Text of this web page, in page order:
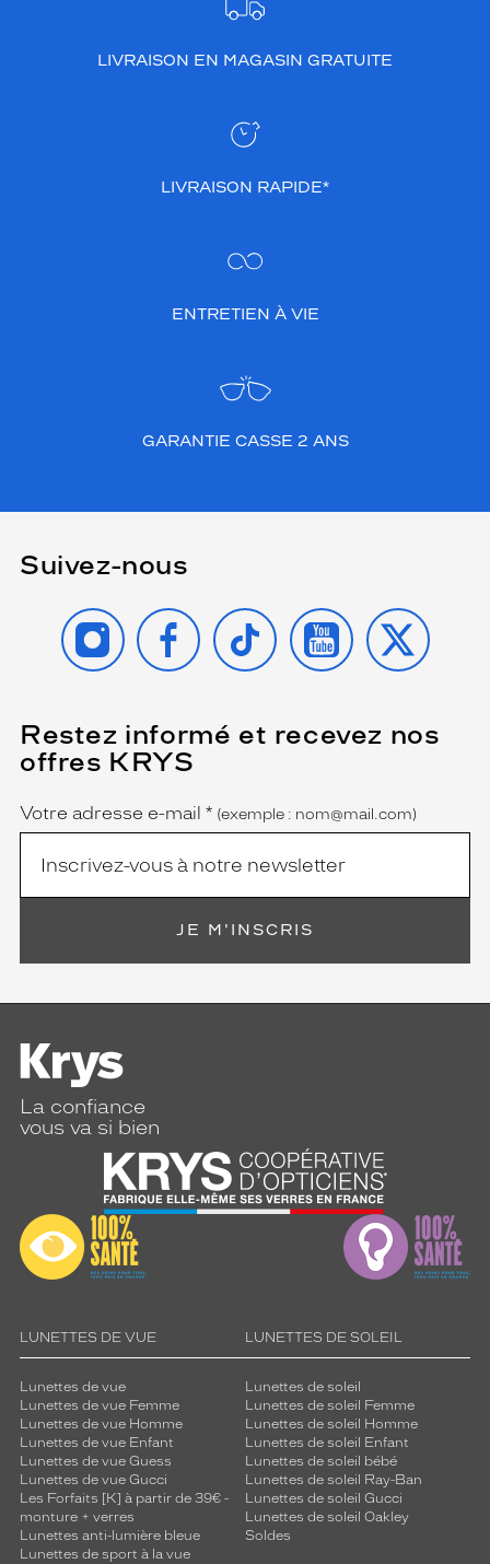
LIVRAISON EN MAGASIN GRATUITE
LIVRAISON RAPIDE*
ENTRETIEN À VIE
GARANTIE CASSE 2 ANS
Suivez-nous
INSTAGRAMFACEBOOK
TIKTOK YOUTUBE
X
Restez informé et recevez nos
offres KRYS
Name
Votre adresse e-mail *
(Ce
champ
est
obligatoire)
(exemple : nom@mail.com)
JE M'INSCRIS
La confiance
vous va si bien
LUNETTES DE VUE
Lunettes de vue
Lunettes de vue Femme
Lunettes de vue Homme
Lunettes de vue Enfant
Lunettes de vue Guess
Lunettes de vue Gucci
Les Forfaits [K] à partir de 39€ -
monture + verres
Lunettes anti-lumière bleue
Lunettes de sport à la vue
LUNETTES DE SOLEIL
Lunettes de soleil
Lunettes de soleil Femme
Lunettes de soleil Homme
Lunettes de soleil Enfant
Lunettes de soleil bébé
Lunettes de soleil Ray-Ban
Lunettes de soleil Gucci
Lunettes de soleil Oakley
Soldes